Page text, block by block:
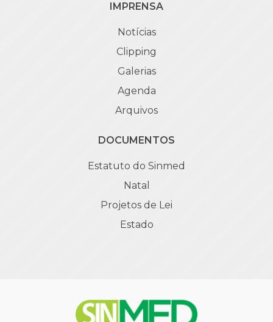
IMPRENSA
Notícias
Clipping
Galerias
Agenda
Arquivos
DOCUMENTOS
Estatuto do Sinmed
Natal
Projetos de Lei
Estado